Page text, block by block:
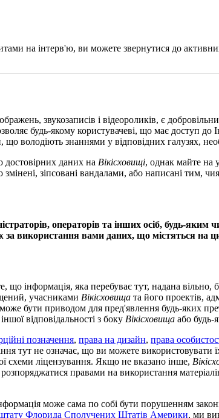
на інтерв'ю, ви можете звернутися до
звукозаписів і відеороликів, є
будь-якому користувачеві, що має доступ до
володіють знаннями у відповідних галузях,
достовірних даних на Вікісховищі, однак майте на
зіпсовані вандалами, або написані тим,
операторів та інших осіб, будь-яким
за використання вами даних, що містяться на
що інформація, яка перебуває тут, надана
учасниками Вікісховища та його проектів,
бути приводом для пред'явлення будь-яких
відповідальності з боку Вікісховища або будь-
позначення, права на дизайн, права
тут не означає, що ви можете
схеми ліцензування. Якщо не вказано інше,
правами на використання
може сама по собі бути порушенням
Флорида Сполучених Штатів Америки, ми